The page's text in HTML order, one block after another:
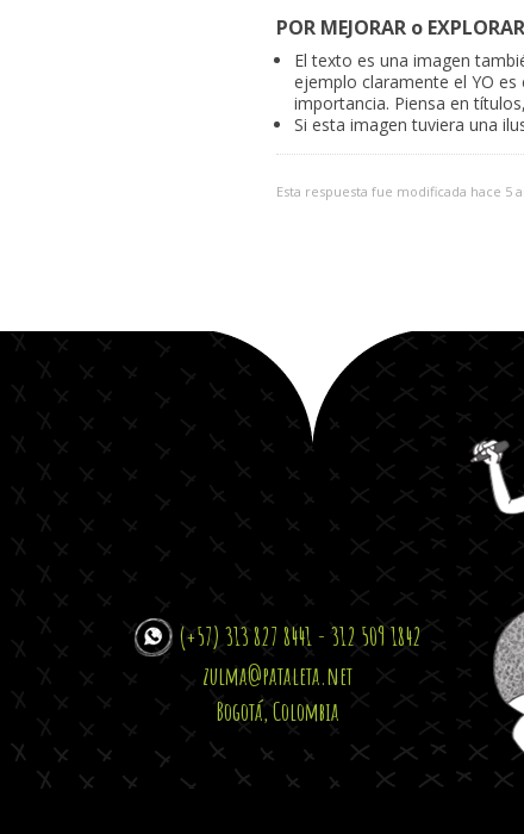
POR MEJORAR o EXPLORAR
El texto es una imagen
ejemplo claramente el YO
importancia. Piensa en
Si esta imagen tuviera una
Esta respuesta fue modificada hace 5
(+57) 313 827 8441 - 312 509 1842
zulma@pataleta.net
Bogotá, Colombia